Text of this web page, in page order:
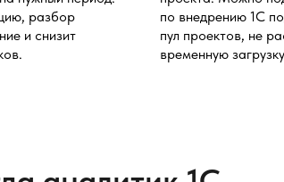
разбор
и снизит
по внедрению 1С
пул проектов, не
временную